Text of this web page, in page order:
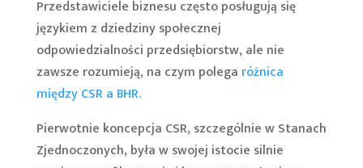
Przedstawiciele biznesu często posługują się
językiem z dziedziny społecznej
odpowiedzialności przedsiębiorstw, ale nie
zawsze rozumieją, na czym polega różnica
między CSR a BHR.
Pierwotnie koncepcja CSR, szczególnie w Stanach
Zjednoczonych, była w swojej istocie silnie